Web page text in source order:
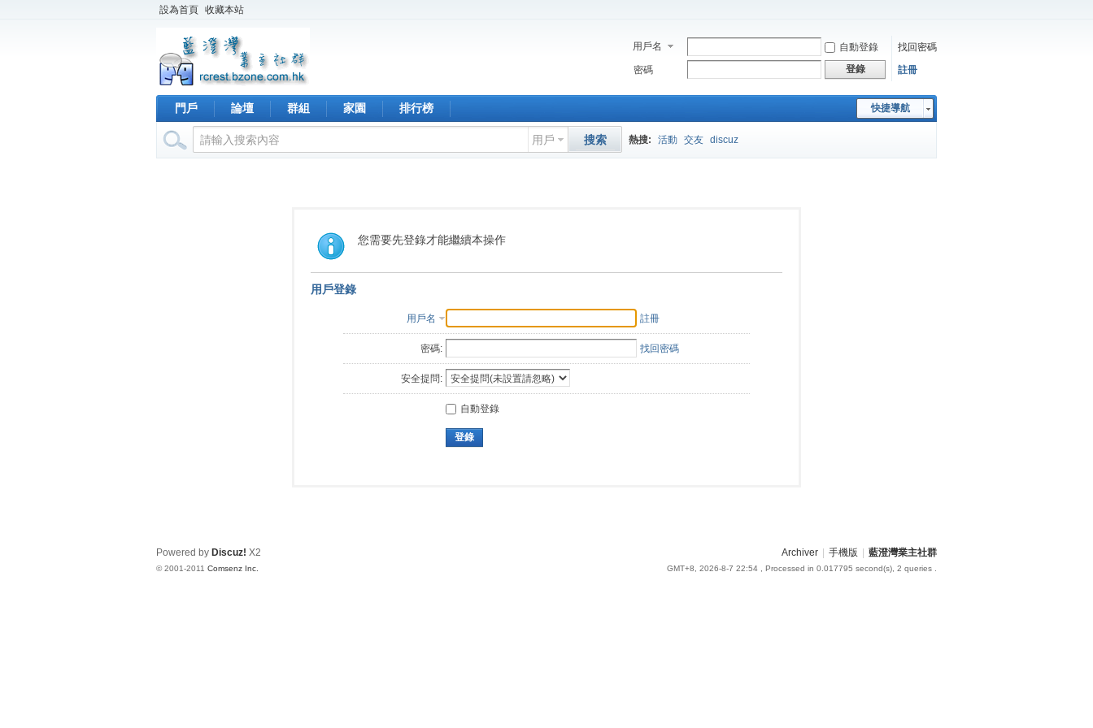
設為首頁 收藏本站
用戶名 自動登錄
找回密碼
密碼
登錄 註冊
快捷導航
門戶 論壇 群組 家園 排行榜
用戶 搜索 熱搜: 活動 交友 discuz
您需要先登錄才能繼續本操作
用戶登錄
用戶名 註冊
密碼: 找回密碼
安全提問:
自動登錄
登錄
Archiver 手機版 藍澄灣業主社群
GMT+8, 2026-8-7 22:54 , Processed in 0.017795 second(s), 2 queries .
Powered by Discuz! X2
© 2001-2011 Comsenz Inc.